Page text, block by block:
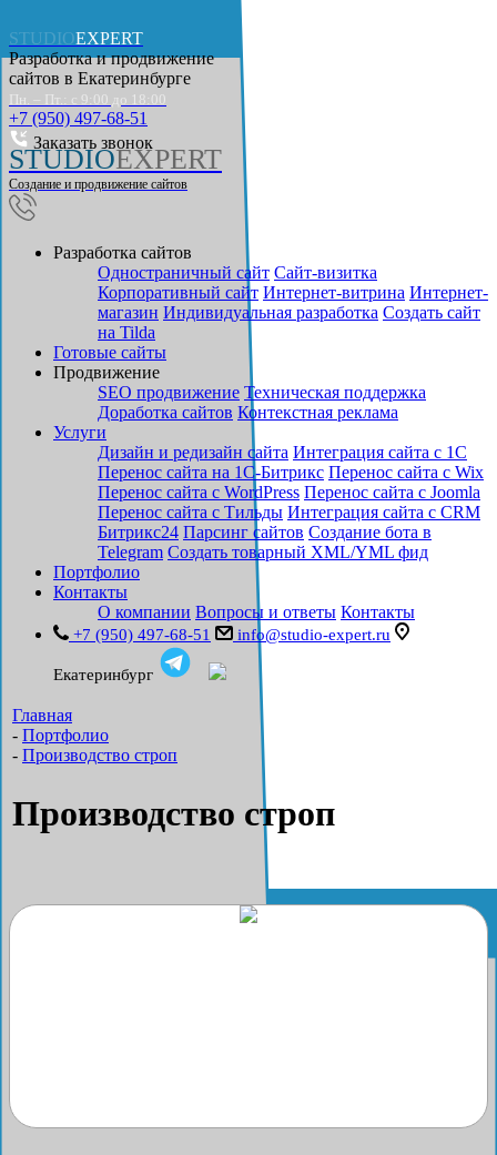
STUDIOEXPERT
Разработка и продвижение
сайтов в Екатеринбурге
Пн. – Пт.: с 9:00 до 18:00
+7 (950) 497-68-51
Заказать звонок
STUDIOEXPERT
Создание и продвижение сайтов
Разработка сайтов
Одностраничный сайт Cайт-визитка
Корпоративный сайт Интернет-витрина Интернет-
магазин Индивидуальная разработка Создать сайт
на Tilda
Готовые сайты
Продвижение
SEO продвижение Техническая поддержка
Доработка сайтов Контекстная реклама
Услуги
Дизайн и редизайн сайта Интеграция сайта с 1С
Перенос сайта на 1С-Битрикс Перенос сайта с Wix
Перенос сайта с WordPress Перенос сайта с Joomla
Перенос сайта с Тильды Интеграция сайта с CRM
Битрикс24 Парсинг сайтов Создание бота в
Telegram Создать товарный XML/YML фид
Портфолио
Контакты
О компании Вопросы и ответы Контакты
+7 (950) 497-68-51 info@studio-expert.ru
Екатеринбург
Главная
- Портфолио
- Производство строп
Производство строп